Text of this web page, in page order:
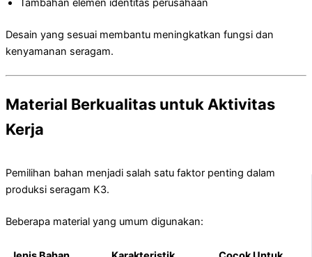
Tambahan elemen identitas perusahaan
Desain yang sesuai membantu meningkatkan fungsi dan
kenyamanan seragam.
Material Berkualitas untuk Aktivitas
Kerja
Pemilihan bahan menjadi salah satu faktor penting dalam
produksi seragam K3.
Beberapa material yang umum digunakan: